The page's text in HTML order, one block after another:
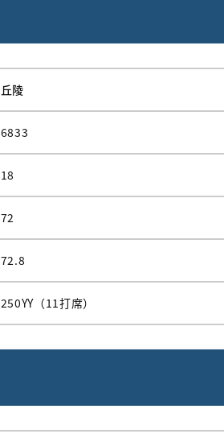
丘陵
6833
18
72
72.8
250YY（11打席）